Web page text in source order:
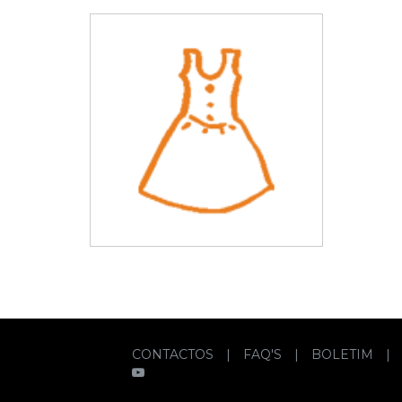
CONTACTOS | FAQ'S | BOLETIM |